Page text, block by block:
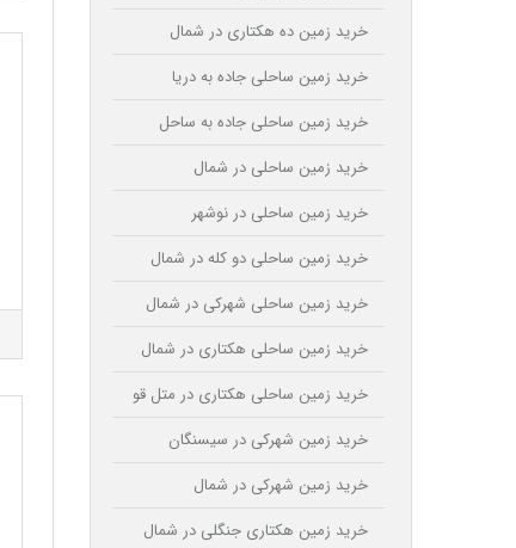
خرید زمین ده هکتاری در شمال
خرید زمین ساحلی جاده به دریا
خرید زمین ساحلی جاده به ساحل
خرید زمین ساحلی در شمال
خرید زمین ساحلی در نوشهر
خرید زمین ساحلی دو کله در شمال
خرید زمین ساحلی شهرکی در شمال
خرید زمین ساحلی هکتاری در شمال
خرید زمین ساحلی هکتاری در متل قو
خرید زمین شهرکی در سیسنگان
خرید زمین شهرکی در شمال
خرید زمین هکتاری جنگلی در شمال